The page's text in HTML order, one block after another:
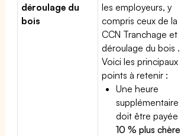
déroulage du
bois
les employeurs, y
compris ceux de la
CCN Tranchage et
déroulage du bois .
Voici les principaux
points à retenir :
Une heure
supplémentaire
doit être payée
10 % plus chère